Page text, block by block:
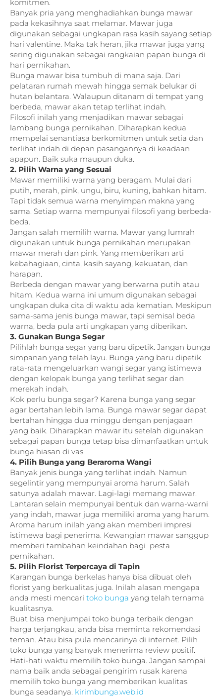
komitmen.
Banyak pria yang menghadiahkan bunga mawar
pada kekasihnya saat melamar. Mawar juga
digunakan sebagai ungkapan rasa kasih sayang setiap
hari valentine. Maka tak heran, jika mawar juga yang
sering digunakan sebagai rangkaian papan bunga di
hari pernikahan.
Bunga mawar bisa tumbuh di mana saja. Dari
pelataran rumah mewah hingga semak belukar di
hutan belantara. Walaupun ditanam di tempat yang
berbeda, mawar akan tetap terlihat indah.
Filosofi inilah yang menjadikan mawar sebagai
lambang bunga pernikahan. Diharapkan kedua
mempelai senantiasa berkomitmen untuk setia dan
terlihat indah di depan pasangannya di keadaan
apapun. Baik suka maupun duka.
2. Pilih Warna yang Sesuai
Mawar memiliki warna yang beragam. Mulai dari
putih, merah, pink, ungu, biru, kuning, bahkan hitam.
Tapi tidak semua warna menyimpan makna yang
sama. Setiap warna mempunyai filosofi yang berbeda-
beda.
Jangan salah memilih warna. Mawar yang lumrah
digunakan untuk bunga pernikahan merupakan
mawar merah dan pink. Yang memberikan arti
kebahagiaan, cinta, kasih sayang, kekuatan, dan
harapan.
Berbeda dengan mawar yang berwarna putih atau
hitam. Kedua warna ini umum digunakan sebagai
ungkapan duka cita di waktu ada kematian. Meskipun
sama-sama jenis bunga mawar, tapi semisal beda
warna, beda pula arti ungkapan yang diberikan.
3. Gunakan Bunga Segar
Pilihlah bunga segar yang baru dipetik. Jangan bunga
simpanan yang telah layu. Bunga yang baru dipetik
rata-rata mengeluarkan wangi segar yang istimewa
dengan kelopak bunga yang terlihat segar dan
merekah indah.
Kok perlu bunga segar? Karena bunga yang segar
agar bertahan lebih lama. Bunga mawar segar dapat
bertahan hingga dua minggu dengan penjagaan
yang baik. Diharapkan mawar itu setelah digunakan
sebagai papan bunga tetap bisa dimanfaatkan untuk
bunga hiasan di vas.
4. Pilih Bunga yang Beraroma Wangi
Banyak jenis bunga yang terlihat indah. Namun
segelintir yang mempunyai aroma harum. Salah
satunya adalah mawar. Lagi-lagi memang mawar.
Lantaran selain mempunyai bentuk dan warna-warni
yang indah, mawar juga memiliki aroma yang harum.
Aroma harum inilah yang akan memberi impresi
istimewa bagi penerima. Kewangian mawar sanggup
memberi tambahan keindahan bagi pesta
pernikahan.
5. Pilih Florist Terpercaya di Tapin
Karangan bunga berkelas hanya bisa dibuat oleh
florist yang berkualitas juga. Inilah alasan mengapa
anda mesti mencari toko bunga yang telah ternama
kualitasnya.
Buat bisa menjumpai toko bunga terbaik dengan
harga terjangkau, anda bisa meminta rekomendasi
teman. Atau bisa pula mencarinya di internet. Pilih
toko bunga yang banyak menerima review positif.
Hati-hati waktu memilih toko bunga. Jangan sampai
nama baik anda sebagai pengirim rusak karena
memilih toko bunga yang memberikan kualitas
bunga seadanya. kirimbunga.web.id